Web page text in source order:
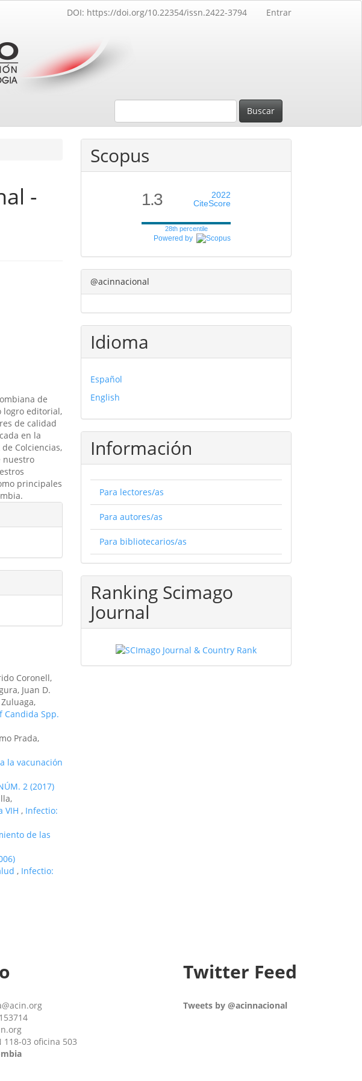
DOI: https://doi.org/10.22354/issn.2422-3794 Entrar
Buscar
-
de
logro editorial,
de calidad
en la
Colciencias,
nuestro
principales
Coronell,
Juan D.
Candida Spp.
Prada,
la vacunación
2 (2017)
VIH , Infectio:
de las
, Infectio:
Scopus
1.3
2022
CiteScore
28th percentile
Powered by
@acinnacional
Idioma
Español
English
Información
Para lectores/as
Para autores/as
Para bibliotecarios/as
Ranking Scimago
Journal
118-03 oficina 503
Twitter Feed
Tweets by @acinnacional